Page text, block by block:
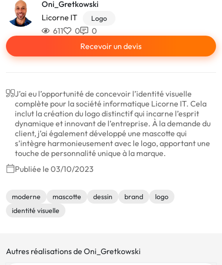
Oni_Gretkowski
Licorne IT
Logo
611 0
0
Recevoir un devis
J’ai eu l’opportunité de concevoir l’identité visuelle
complète pour la société informatique Licorne IT. Cela
inclut la création du logo distinctif qui incarne l’esprit
dynamique et innovant de l’entreprise. À la demande du
client, j’ai également développé une mascotte qui
s’intègre harmonieusement avec le logo, apportant une
touche de personnalité unique à la marque.
Publiée le 03/10/2023
moderne mascotte dessin brand
logo
identité visuelle
Autres réalisations de Oni_Gretkowski